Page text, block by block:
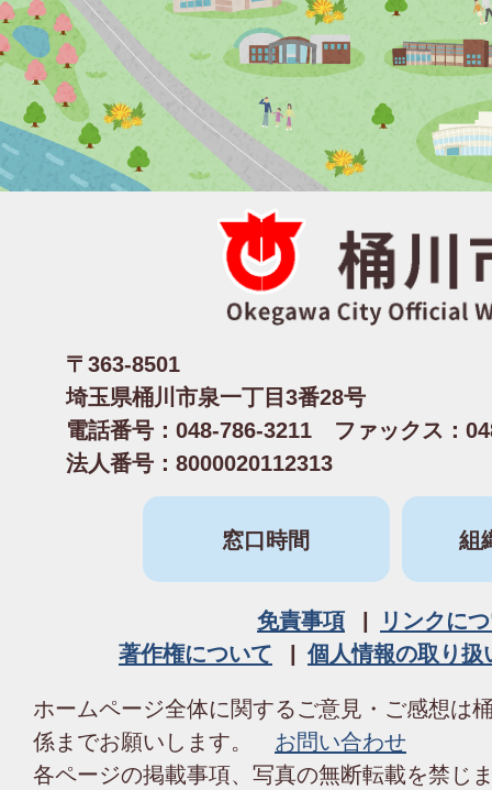
〒363-8501
埼玉県桶川市泉一丁目3番28号
電話番号：048-786-3211 ファックス：
法人番号：8000020112313
窓口時間 組
免責事項
リンクに
著作権について
個人情報の取り扱
ホームページ全体に関するご意見・ご感想は
係までお願いします。 お問い合わせ
各ページの掲載事項、写真の無断転載を禁じ